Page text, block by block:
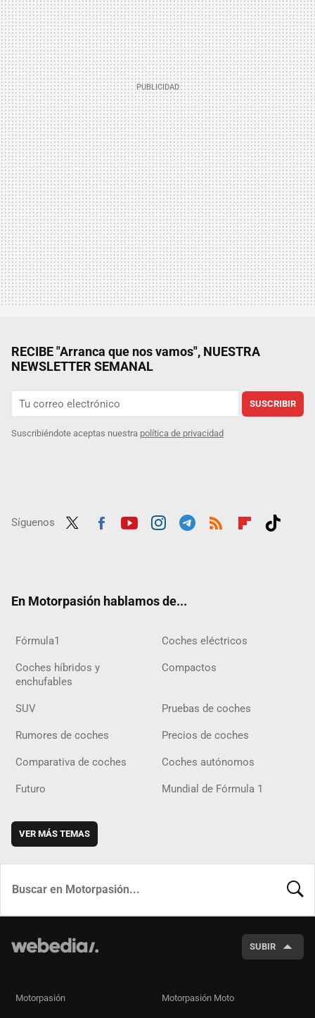
RECIBE "Arranca que nos vamos", NUESTRA
NEWSLETTER SEMANAL
SUSCRIBIR
Suscribiéndote aceptas nuestra política de privacidad
Síguenos
En Motorpasión hablamos de...
Fórmula1 Coches eléctricos
Coches híbridos y
enchufables
Compactos
SUV Pruebas de coches
Rumores de coches Precios de coches
Comparativa de coches Coches autónomos
Futuro Mundial de Fórmula 1
VER MÁS TEMAS
SUBIR
Motorpasión Motorpasión Moto